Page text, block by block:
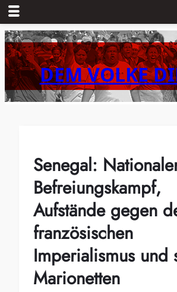
Zum
Inhalt
springenDEM VOLKE
Senegal:
Befreiungskampf,
Aufstände gegen
französischen
Imperialismus und
Marionetten